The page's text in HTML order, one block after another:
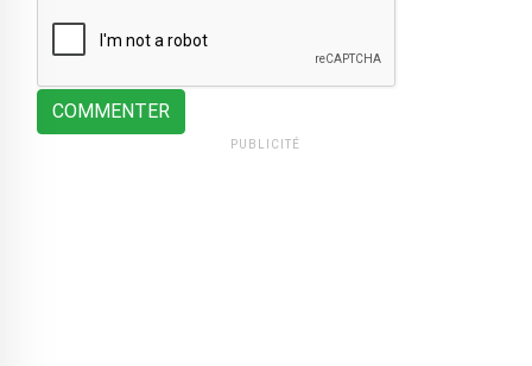
COMMENTER
PUBLICITÉ